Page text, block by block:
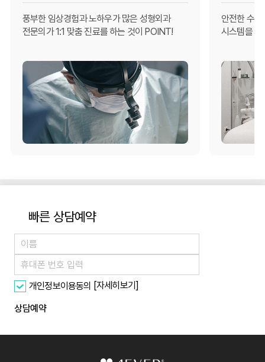
풍부한 임상경험과 노하우가 많은 성형외과
전문의가 1:1 맞춤 진료를 하는 것이 POINT!
안전한 수술
시스템을
빠른 상담예약
개인정보이용동의 [자세히보기]
상담예약